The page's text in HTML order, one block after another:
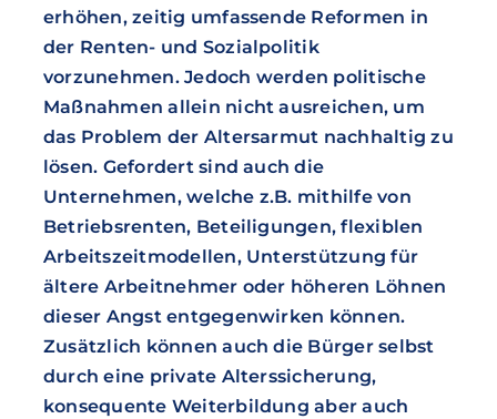
erhöhen, zeitig umfassende Reformen in
der Renten- und Sozialpolitik
vorzunehmen. Jedoch werden politische
Maßnahmen allein nicht ausreichen, um
das Problem der Altersarmut nachhaltig zu
lösen. Gefordert sind auch die
Unternehmen, welche z.B. mithilfe von
Betriebsrenten, Beteiligungen, flexiblen
Arbeitszeitmodellen, Unterstützung für
ältere Arbeitnehmer oder höheren Löhnen
dieser Angst entgegenwirken können.
Zusätzlich können auch die Bürger selbst
durch eine private Alterssicherung,
konsequente Weiterbildung aber auch